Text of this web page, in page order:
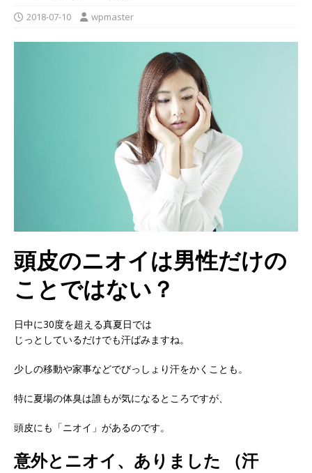
2018-07-10 wpmaster
頭皮のニオイは男性だけの
ことではない？
日中に30度を超える真夏日では
じっとしているだけでも汗ばみますね。
少しの移動や家事などでびっしょり汗をかくことも。
特に夏場の体臭は誰もが気になるところですが、
頭皮にも「ニオイ」があるのです。
意外とニオイ、ありました （汗